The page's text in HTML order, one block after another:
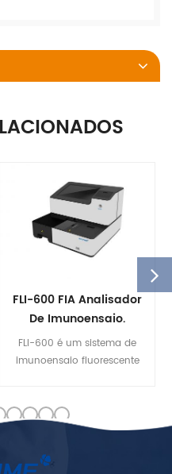
FLI-600 FIA Analisador
De Imunoensaio.
FLI-600 é um sistema de
imunoensaio fluorescente
aConcentração quantitativa
de analito direcionado. Seu
automatizado permite